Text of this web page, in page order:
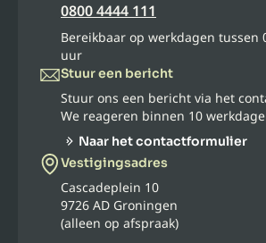
0800 4444 111
Bereikbaar op werkdagen tussen
uur
Stuur een bericht
Stuur ons een bericht via het
We reageren binnen 10
Naar het contactformulier
Vestigingsadres
Cascadeplein 10
9726 AD Groningen
(alleen op afspraak)